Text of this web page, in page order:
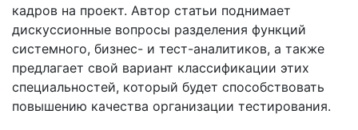
кадров на проект. Автор статьи поднимает
дискуссионные вопросы разделения функций
системного, бизнес- и тест-аналитиков, а также
предлагает свой вариант классификации этих
специальностей, который будет способствовать
повышению качества организации тестирования.